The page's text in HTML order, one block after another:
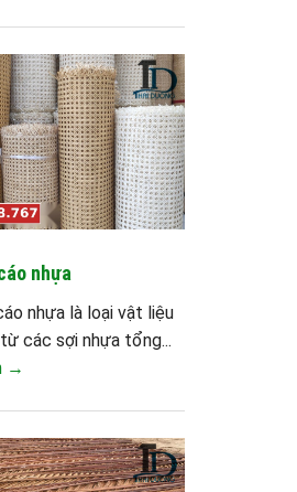
nhựa
nhựa là loại vật liệu
các sợi nhựa tổng...
→